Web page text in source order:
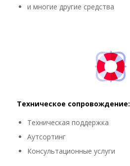
и многие другие средства
Техническое сопровождение:
Техническая поддержка
Аутсортинг
Консультационные услуги